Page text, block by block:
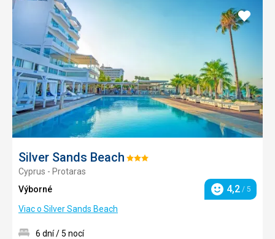
Silver Sands Beach Hodnotenie:
Cyprus - Protaras
Výborné
Hodnotenie
4,2 / 5
Viac o Silver Sands Beach
Pridať
6 dní / 5 nocí